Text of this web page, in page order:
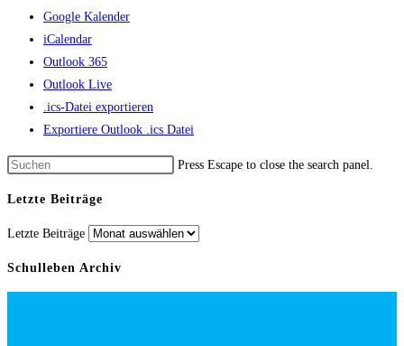
Google Kalender
iCalendar
Outlook 365
Outlook Live
.ics-Datei exportieren
Exportiere Outlook .ics Datei
Press Escape to close the search panel.
Letzte Beiträge
Letzte Beiträge
Schulleben Archiv